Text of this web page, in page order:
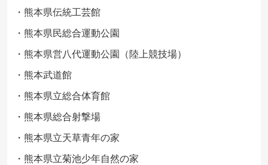
・熊本県伝統工芸館
・熊本県民総合運動公園
・熊本県営八代運動公園（陸上競技場）
・熊本武道館
・熊本県立総合体育館
・熊本県総合射撃場
・熊本県立天草青年の家
・熊本県立菊池少年自然の家